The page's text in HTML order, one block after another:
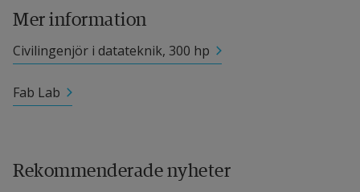
Mer information
Civilingenjör i datateknik, 300 hp
Fab Lab
Rekommenderade nyheter